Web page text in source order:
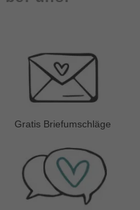
Gratis Briefumschläge